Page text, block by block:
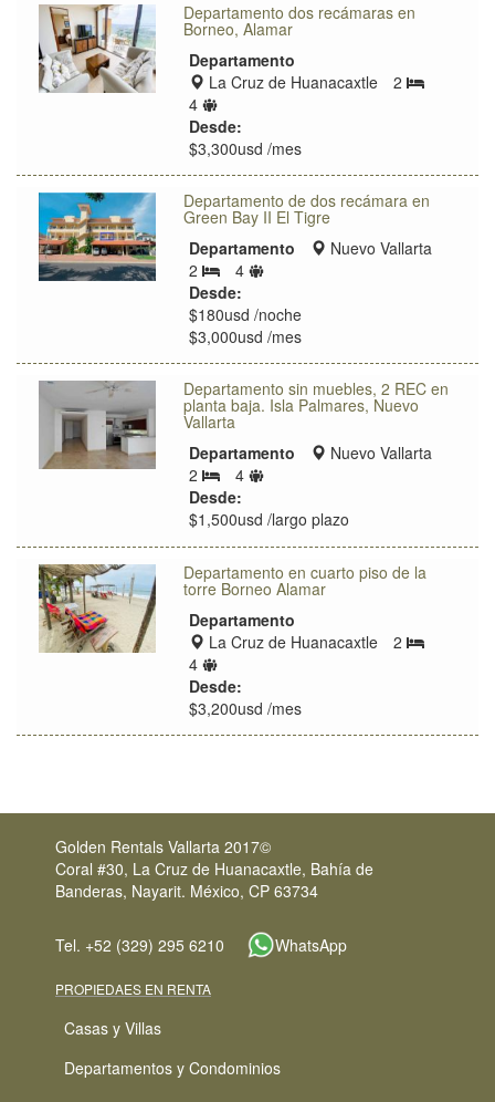
Departamento dos recámaras en
Borneo, Alamar
Departamento
Zona
de
ubicación
La Cruz de Huanacaxtle 2 Bedrooms
4
Límite
de
huéspedes
Desde:
$3,300usd /mes
Departamento de dos recámara en
Green Bay II El Tigre
Departamento
Zona
Nuevo Vallarta
2
Bedrooms
4
Límite
huéspedes
Desde:
$180usd /noche
$3,000usd /mes
Departamento sin muebles, 2 REC en
planta baja. Isla Palmares, Nuevo
Vallarta
Departamento
Zona
Nuevo Vallarta
2
Bedrooms
4
Límite
huéspedes
Desde:
$1,500usd /largo plazo
Departamento en cuarto piso de la
torre Borneo Alamar
Departamento
Zona
de
ubicación
La Cruz de Huanacaxtle 2 Bedrooms
4
Límite
de
huéspedes
Desde:
$3,200usd /mes
Golden Rentals Vallarta 2017©
Coral #30, La Cruz de Huanacaxtle, Bahía de
Banderas, Nayarit. México, CP 63734
Tel. +52 (329) 295 6210 WhatsApp
PROPIEDAES EN RENTA
Casas y Villas
Departamentos y Condominios